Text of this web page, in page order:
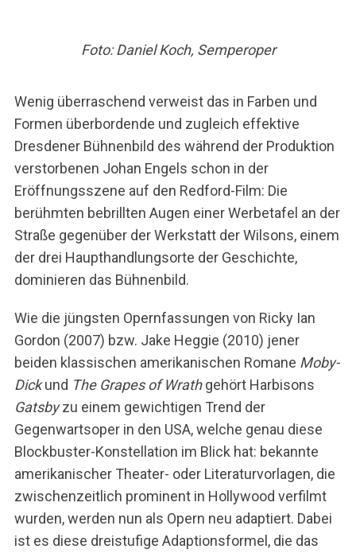
Foto: Daniel Koch, Semperoper
Wenig überraschend verweist das in Farben und
Formen überbordende und zugleich effektive
Dresdener Bühnenbild des während der Produktion
verstorbenen Johan Engels schon in der
Eröffnungsszene auf den Redford-Film: Die
berühmten bebrillten Augen einer Werbetafel an der
Straße gegenüber der Werkstatt der Wilsons, einem
der drei Haupthandlungsorte der Geschichte,
dominieren das Bühnenbild.
Wie die jüngsten Opernfassungen von Ricky Ian
Gordon (2007) bzw. Jake Heggie (2010) jener
beiden klassischen amerikanischen Romane Moby-
Dickund The Grapes of Wrathgehört Harbisons
Gatsbyzu einem gewichtigen Trend der
Gegenwartsoper in den USA, welche genau diese
Blockbuster-Konstellation im Blick hat: bekannte
amerikanischer Theater- oder Literaturvorlagen, die
zwischenzeitlich prominent in Hollywood verfilmt
wurden, werden nun als Opern neu adaptiert. Dabei
ist es diese dreistufige Adaptionsformel, die das
S
e
a